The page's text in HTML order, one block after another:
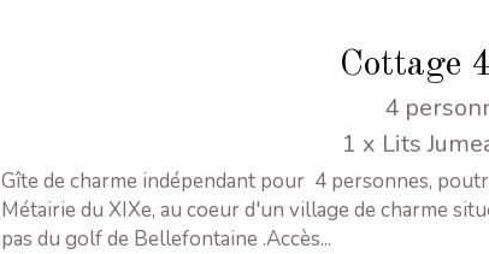
Cottage
4
1 x Lits
Gîte de charme indépendant pour 4 personnes,
Métairie du XIXe, au coeur d'un village de charme
pas du golf de Bellefontaine .Accès...